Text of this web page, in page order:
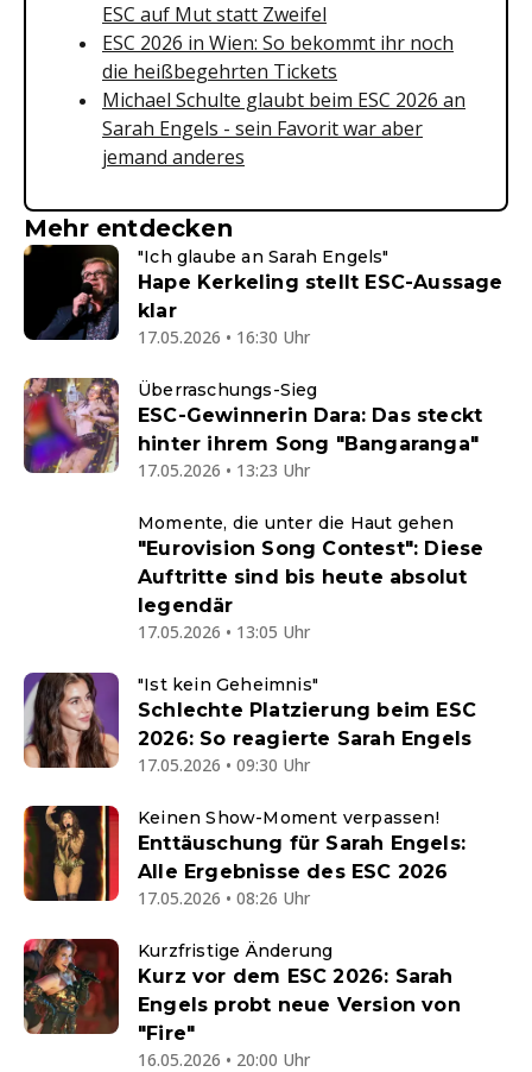
ESC auf Mut statt Zweifel
ESC 2026 in Wien: So bekommt ihr noch
die heißbegehrten Tickets
Michael Schulte glaubt beim ESC 2026 an
Sarah Engels - sein Favorit war aber
jemand anderes
Mehr entdecken
"Ich glaube an Sarah Engels"
Hape Kerkeling stellt ESC-Aussage
klar
17.05.2026 • 16:30 Uhr
Überraschungs-Sieg
ESC-Gewinnerin Dara: Das steckt
hinter ihrem Song "Bangaranga"
17.05.2026 • 13:23 Uhr
Momente, die unter die Haut gehen
"Eurovision Song Contest": Diese
Auftritte sind bis heute absolut
legendär
17.05.2026 • 13:05 Uhr
"Ist kein Geheimnis"
Schlechte Platzierung beim ESC
2026: So reagierte Sarah Engels
17.05.2026 • 09:30 Uhr
Keinen Show-Moment verpassen!
Enttäuschung für Sarah Engels:
Alle Ergebnisse des ESC 2026
17.05.2026 • 08:26 Uhr
Kurzfristige Änderung
Kurz vor dem ESC 2026: Sarah
Engels probt neue Version von
"Fire"
16.05.2026 • 20:00 Uhr